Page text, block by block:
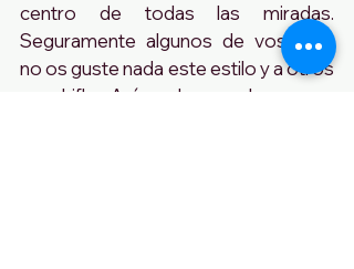
centro de todas las miradas.
Seguramente algunos de vosotros
no os guste nada este estilo y a otros
os chifle. Así suelen ser las cosas